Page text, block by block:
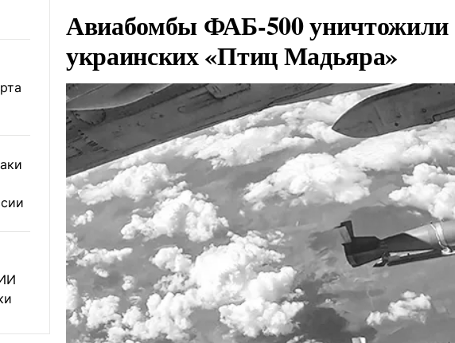
Авиабомбы ФАБ-500 уничтожили
украинских «Птиц Мадьяра»